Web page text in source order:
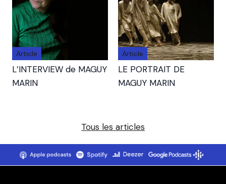
Article
L’INTERVIEW de MAGUY
MARIN
Article
LE PORTRAIT DE
MAGUY MARIN
Tous les articles